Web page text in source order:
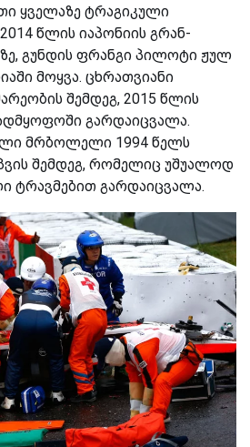
ყველაზე ტრაგიკული
წლის იაპონიის გრან-
გუნდის ფრანგი პილოტი ჟულ
მოყვა. ცხრათვიანი
შემდეგ, 2015 წლის
გარდაიცვალა.
მრბოლელი 1994 წელს
შემდეგ, რომელიც უშუალოდ
ტრავმებით გარდაიცვალა.